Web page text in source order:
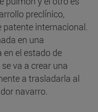
preclínico,
internacional.
en una
el estado de
va a crear una
a trasladarla al
navarro.